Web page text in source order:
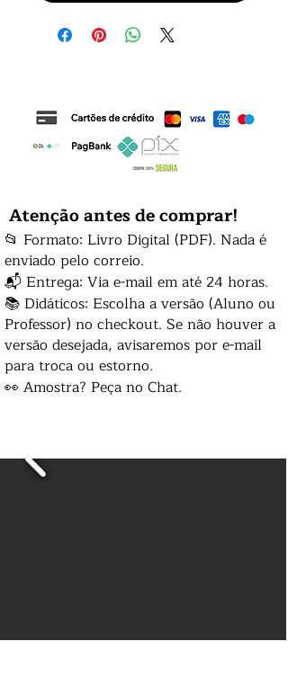
Atenção antes de comprar!
📂 Formato: Livro Digital (PDF). Nada é
enviado pelo correio.
📬 Entrega: Via e-mail em até 24 horas.
📚 Didáticos: Escolha a versão (Aluno ou
Professor) no checkout. Se não houver a
versão desejada, avisaremos por e-mail
para troca ou estorno.
👀 Amostra? Peça no Chat.